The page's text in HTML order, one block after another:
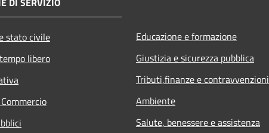
stato civile
libero
Educazione e formazione
Giustizia e sicurezza pubblica
Tributi,finanze e contravvenzioni
Ambiente
Salute, benessere e assistenza